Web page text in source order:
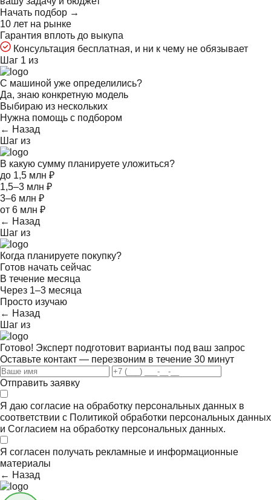
Начать подбор →
10 лет на рынке
Гарантия вплоть до выкупа
Консультация бесплатная, и ни к чему не обязывает
Шаг 1 из
С машиной уже определились?
Да, знаю конкретную модель
Выбираю из нескольких
Нужна помощь с подбором
← Назад
Шаг из
В какую сумму планируете уложиться?
до 1,5 млн ₽
1,5–3 млн ₽
3–6 млн ₽
от 6 млн ₽
← Назад
Шаг из
Когда планируете покупку?
Готов начать сейчас
В течение месяца
Через 1–3 месяца
Просто изучаю
← Назад
Шаг из
Готово! Эксперт подготовит варианты под ваш запрос
Оставьте контакт — перезвоним в течение 30 минут
Отправить заявку
Я даю согласие на обработку персональных данных в
соответствии с Политикой обработки персональных данных
и Согласием на обработку персональных данных.
Я согласен получать рекламные и информационные
материалы
← Назад